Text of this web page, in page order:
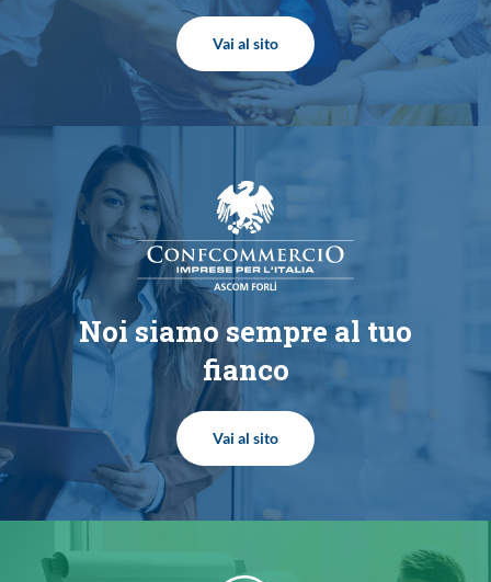
Vai al sito
Noi siamo sempreal tuo
fianco
Vai al sito